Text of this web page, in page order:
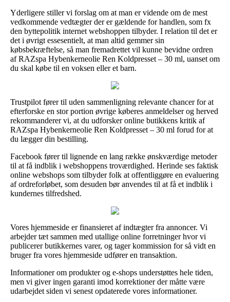
Yderligere stiller vi forslag om at man er vidende om de mest
vedkommende vedtægter der er gældende for handlen, som fx
den byttepolitik internet webshoppen tilbyder. I relation til det er
det i øvrigt essesentielt, at man altid gemmer sin
købsbekræftelse, så man fremadrettet vil kunne bevidne ordren
af RAZspa Hybenkerneolie Ren Koldpresset – 30 ml, uanset om
du skal købe til en voksen eller et barn.
Trustpilot fører til uden sammenligning relevante chancer for at
efterforske en stor portion øvrige køberes anmeldelser og herved
rekommanderer vi, at du udforsker online butikkens kritik af
RAZspa Hybenkerneolie Ren Koldpresset – 30 ml forud for at
du lægger din bestilling.
Facebook fører til lignende en lang række ønskværdige metoder
til at få indblik i webshoppens troværdighed. Herinde ses faktisk
online webshops som tilbyder folk at offentliggøre en evaluering
af ordreforløbet, som desuden bør anvendes til at få et indblik i
kundernes tilfredshed.
Vores hjemmeside er finansieret af indtægter fra annoncer. Vi
arbejder tæt sammen med utallige online forretninger hvor vi
publicerer butikkernes varer, og tager kommission for så vidt en
bruger fra vores hjemmeside udfører en transaktion.
Informationer om produkter og e-shops understøttes hele tiden,
men vi giver ingen garanti imod korrektioner der måtte være
udarbejdet siden vi senest opdaterede vores informationer.